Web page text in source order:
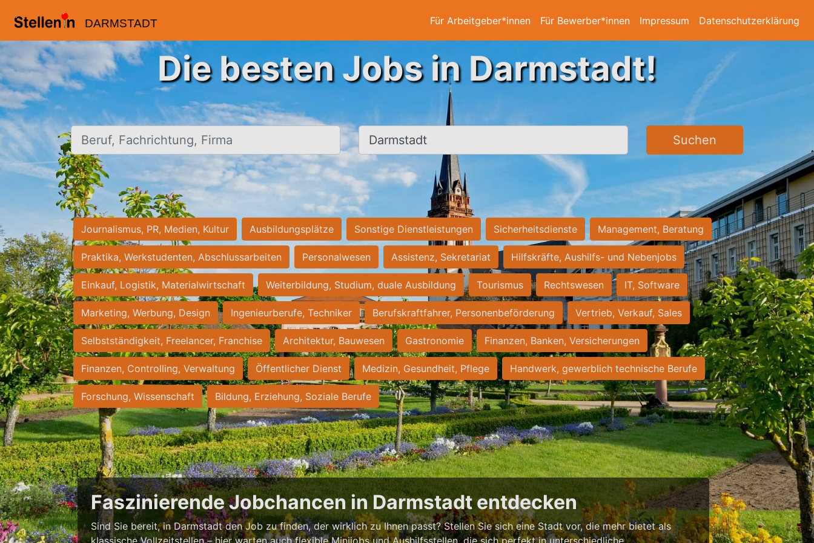
DARMSTADT Für Arbeitgeber*innen Für Bewerber*innen Impressum Datenschutzerklärung
Die besten Jobs in Darmstadt!
Beruf, Fachrichtung, Firma Ort, Stadt Suchen
Journalismus, PR, Medien, Kultur Ausbildungsplätze Sonstige Dienstleistungen Sicherheitsdienste Management, Beratung
Praktika, Werkstudenten, Abschlussarbeiten Personalwesen Assistenz, Sekretariat Hilfskräfte, Aushilfs- und Nebenjobs
Einkauf, Logistik, Materialwirtschaft Weiterbildung, Studium, duale Ausbildung Tourismus Rechtswesen IT, Software
Marketing, Werbung, Design Ingenieurberufe, Techniker Berufskraftfahrer, Personenbeförderung Vertrieb, Verkauf, Sales
Selbstständigkeit, Freelancer, Franchise Architektur, Bauwesen Gastronomie Finanzen, Banken, Versicherungen
Finanzen, Controlling, Verwaltung Öffentlicher Dienst Medizin, Gesundheit, Pflege Handwerk, gewerblich technische Berufe
Forschung, Wissenschaft Bildung, Erziehung, Soziale Berufe
Faszinierende Jobchancen in Darmstadt entdecken
Sind Sie bereit, in Darmstadt den Job zu finden, der wirklich zu Ihnen passt? Stellen Sie sich eine Stadt vor, die mehr bietet als